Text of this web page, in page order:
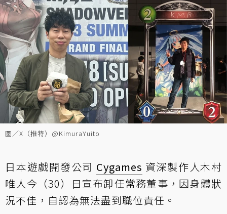
圖／X（推特）@KimuraYuito
日本遊戲開發公司 Cygames 資深製作人木村
唯人今（30）日宣布卸任常務董事，因身體狀
況不佳，自認為無法盡到職位責任。